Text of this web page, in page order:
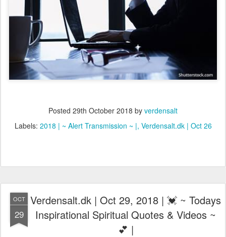
Posted 29th October 2018 by verdensalt
Labels: 2018 | ~ Alert Transmission ~ | Verdensalt.dk | Oct 26
OCT
29
Verdensalt.dk | Oct 29, 2018 | 💓 ~ Todays
Inspirational Spiritual Quotes & Videos ~
💕 |